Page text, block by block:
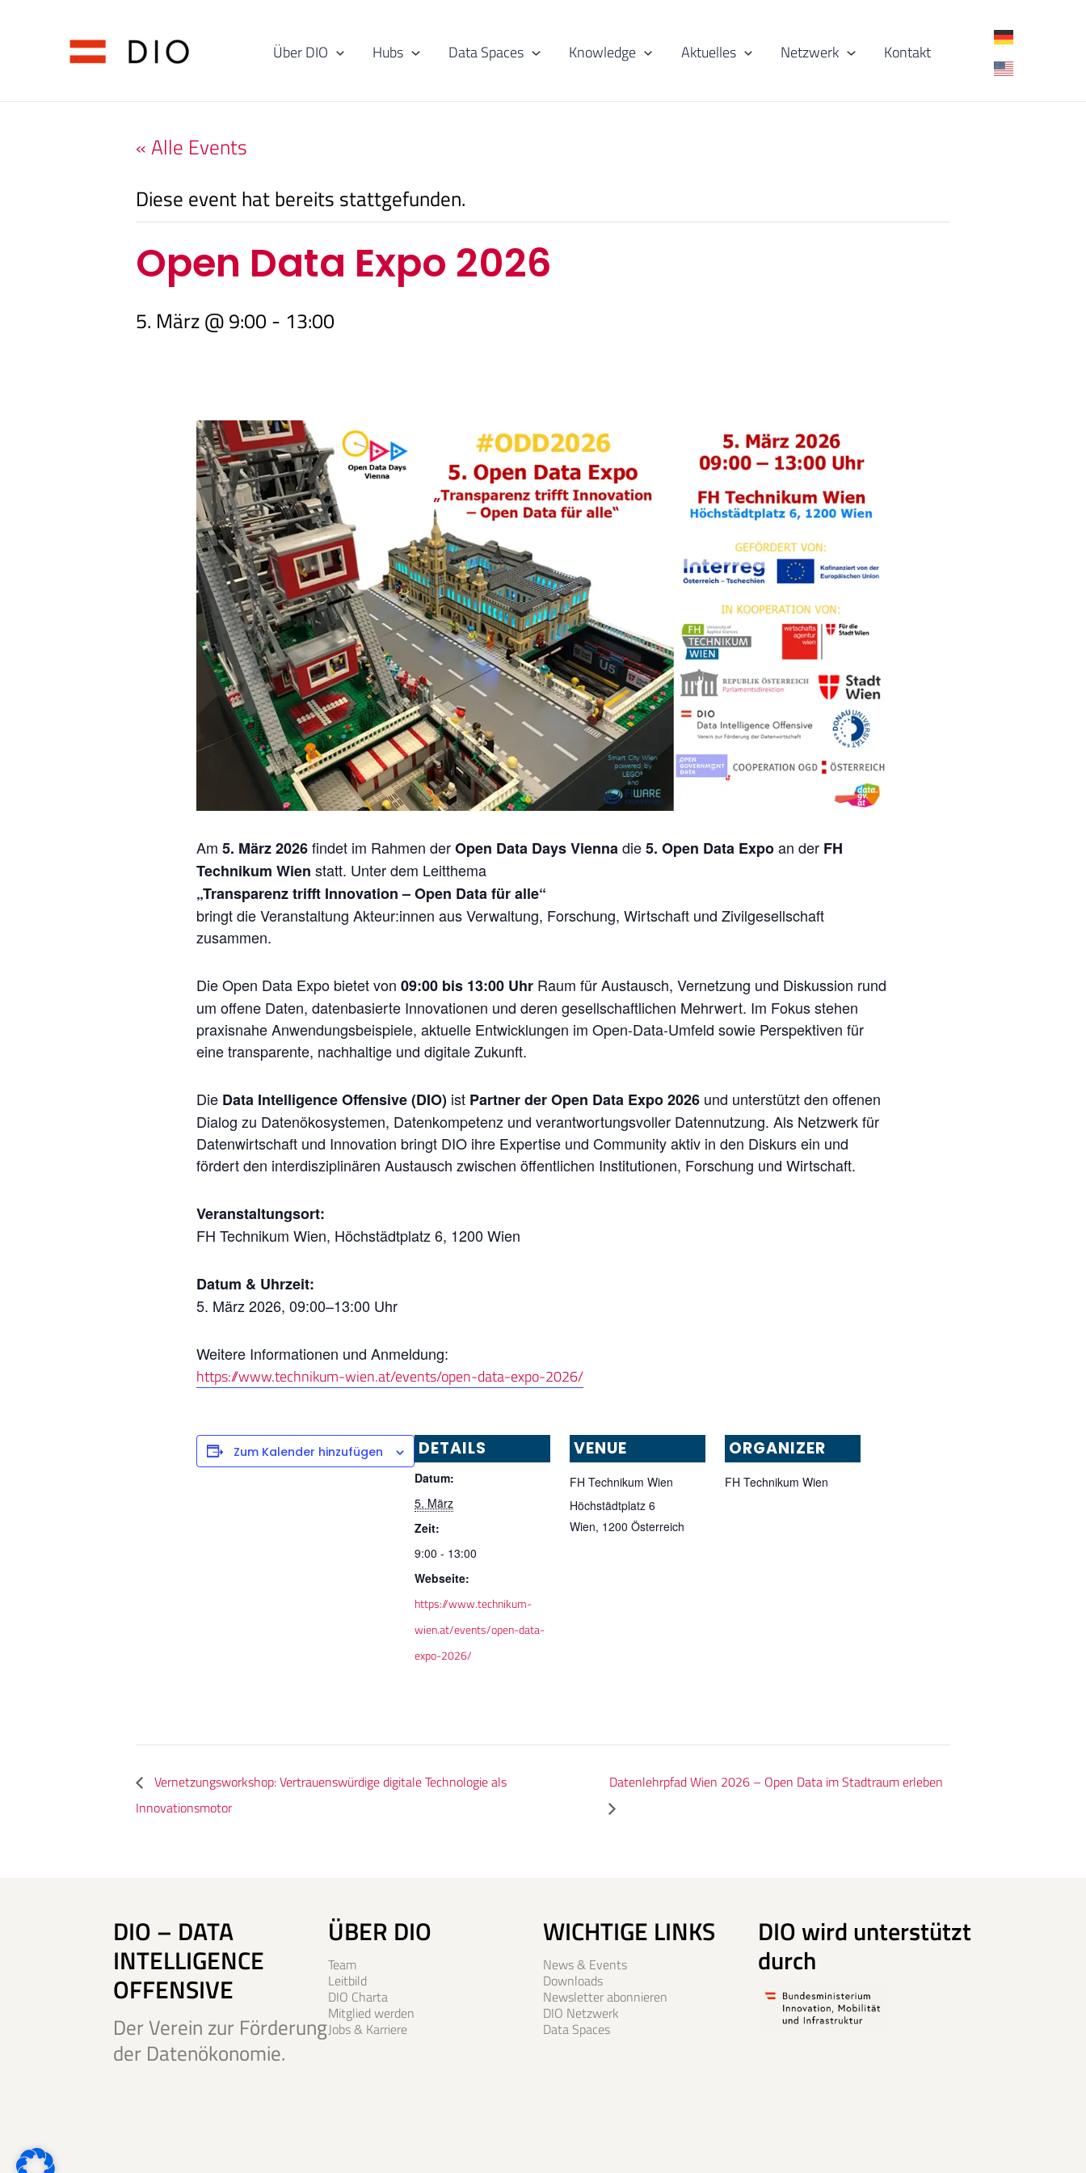
Über DIO Hubs Data Spaces Knowledge Aktuelles Netzwerk Kontakt
« Alle Events
Diese event hat bereits stattgefunden.
Open Data Expo 2026
5. März @ 9:00 - 13:00
Am 5. März 2026findet im Rahmen derOpen Data Days Viennadie5. Open Data Expoan der FH
Technikum Wien statt. Unter dem Leitthema
„Transparenz trifft Innovation – Open Data für alle“
bringt die Veranstaltung Akteur:innen aus Verwaltung, Forschung, Wirtschaft und Zivilgesellschaft
zusammen.
Die Open Data Expo bietet von 09:00 bis 13:00 Uhr Raum für Austausch, Vernetzung und Diskussion rund
um offene Daten, datenbasierte Innovationen und deren gesellschaftlichen Mehrwert. Im Fokus stehen
praxisnahe Anwendungsbeispiele, aktuelle Entwicklungen im Open-Data-Umfeld sowie Perspektiven für
eine transparente, nachhaltige und digitale Zukunft.
Die Data Intelligence Offensive (DIO) ist Partner der Open Data Expo 2026 und unterstützt den offenen
Dialog zu Datenökosystemen, Datenkompetenz und verantwortungsvoller Datennutzung. Als Netzwerk für
Datenwirtschaft und Innovation bringt DIO ihre Expertise und Community aktiv in den Diskurs ein und
fördert den interdisziplinären Austausch zwischen öffentlichen Institutionen, Forschung und Wirtschaft.
Veranstaltungsort:
FH Technikum Wien, Höchstädtplatz 6, 1200 Wien
Datum & Uhrzeit:
5. März 2026, 09:00–13:00 Uhr
Weitere Informationen und Anmeldung:
https://www.technikum-wien.at/events/open-data-expo-2026/
Zum Kalender hinzufügen DETAILS
Datum:
5. März
Zeit:
9:00 - 13:00
Webseite:
https://www.technikum-
wien.at/events/open-data-
expo-2026/
VENUE
FH Technikum Wien
Höchstädtplatz 6
Wien, 1200 Österreich
ORGANIZER
FH Technikum Wien
Vernetzungsworkshop: Vertrauenswürdige digitale Technologie als
Innovationsmotor
Datenlehrpfad Wien 2026 – Open Data im Stadtraum erleben
DIO – DATA
INTELLIGENCE
OFFENSIVE
Der Verein zur Förderung
der Datenökonomie.
ÜBER DIO
Team
Leitbild
DIO Charta
Mitglied werden
Jobs & Karriere
WICHTIGE LINKS
News & Events
Downloads
Newsletter abonnieren
DIO Netzwerk
Data Spaces
DIO wird unterstützt
durch